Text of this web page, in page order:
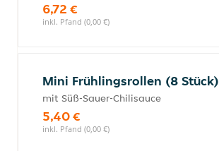
6,72 €
inkl. Pfand (0,00 €)
Mini Frühlingsrollen (8 Stück)
mit Süß-Sauer-Chilisauce
5,40 €
inkl. Pfand (0,00 €)